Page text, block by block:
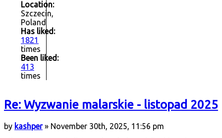
Location:
Szczecin,
Poland
Has liked:
1821
times
Been liked:
413
times
Re: Wyzwanie malarskie - listopad 2025
by kashper» November 30th, 2025, 11:56 pm